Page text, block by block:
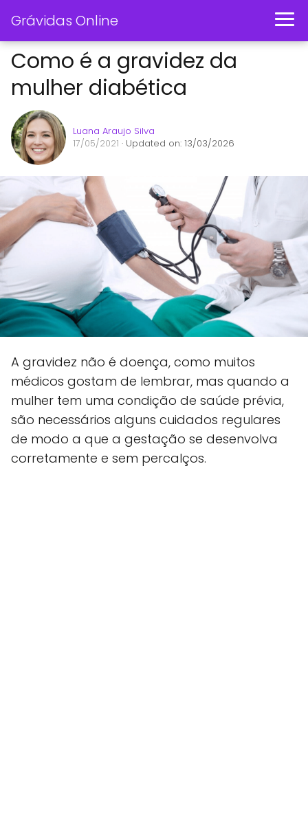
Grávidas Online
Como é a gravidez da
mulher diabética
Luana Araujo Silva
17/05/2021 · Updated on: 13/03/2026
A gravidez não é doença, como muitos
médicos gostam de lembrar, mas quando a
mulher tem uma condição de saúde prévia,
são necessários alguns cuidados regulares
de modo a que a gestação se desenvolva
corretamente e sem percalços.